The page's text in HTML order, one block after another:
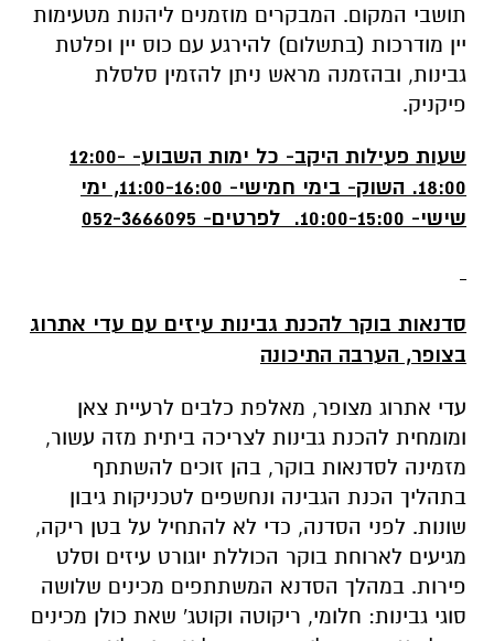
תושבי המקום. המבקרים מוזמנים ליהנות מטעימות
יין מודרכות (בתשלום) להירגע עם כוס יין ופלטת
גבינות, ובהזמנה מראש ניתן להזמין סלסלת
פיקניק.
שעות פעילות היקב- כל ימות השבוע- 12:00-
18:00. השוק- בימי חמישי- 11:00-16:00, ימי
שישי- 10:00-15:00. לפרטים- 052-3666095
סדנאות בוקר להכנת גבינות עיזים עם עדי אתרוג
בצופר, הערבה התיכונה
עדי אתרוג מצופר, מאלפת כלבים לרעיית צאן
ומומחית להכנת גבינות לצריכה ביתית מזה עשור,
מזמינה לסדנאות בוקר, בהן זוכים להשתתף
בתהליך הכנת הגבינה ונחשפים לטכניקות גיבון
שונות. לפני הסדנה, כדי לא להתחיל על בטן ריקה,
מגיעים לארוחת בוקר הכוללת יוגורט עיזים וסלט
פירות. במהלך הסדנא המשתתפים מכינים שלושה
סוגי גבינות: חלומי, ריקוטה וקוטג' שאת כולן מכינים